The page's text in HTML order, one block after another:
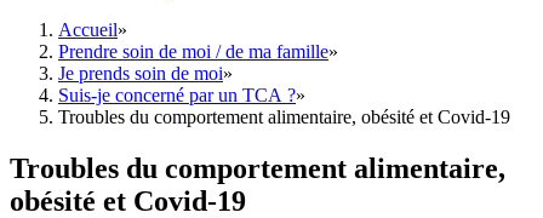
Accueil»
Prendre soin de moi / de ma famille»
Je prends soin de moi»
Suis-je concerné par un TCA ?»
Troubles du comportement alimentaire, obésité et Covid-19
Troubles du comportement alimentaire,
obésité et Covid-19